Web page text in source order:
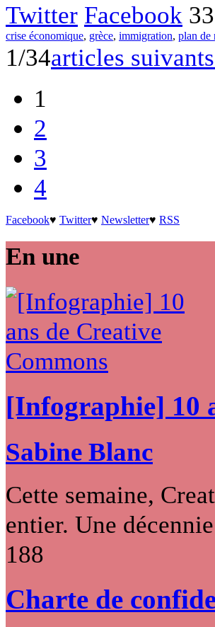
Twitter Facebook
crise économique, grèce, immigration, plan de
1/34articles
1
2
3
4
Facebook♥ Twitter♥ Newsletter♥ RSS
En une
[Infographie] 10
Sabine Blanc
Cette semaine,
entier. Une
188
Charte de